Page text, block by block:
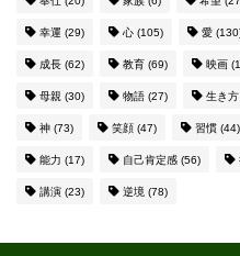
幸運 (29) 心 (105) 愛
成長 (62) 教育 (69) 映画
母親 (30) 物語 (27) 生き方
神 (73) 笑顔 (47) 習慣 (44)
能力 (17) 自己肯定感 (56)
講演 (23) 逆境 (78)